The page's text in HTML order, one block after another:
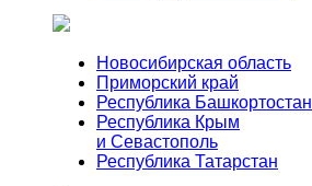
Новосибирская область
Приморский край
Республика Башкортостан
Республика Крым
и Севастополь
Республика Татарстан